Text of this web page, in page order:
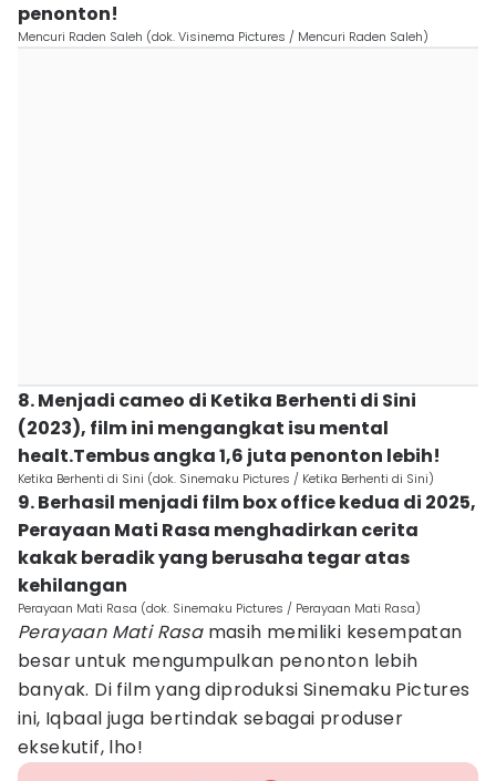
penonton!
Mencuri Raden Saleh (dok. Visinema Pictures / Mencuri Raden Saleh)
8. Menjadi cameo di Ketika Berhenti di Sini
(2023), film ini mengangkat isu mental
healt.Tembus angka 1,6 juta penonton lebih!
Ketika Berhenti di Sini (dok. Sinemaku Pictures / Ketika Berhenti di Sini)
9. Berhasil menjadi film box office kedua di 2025,
Perayaan Mati Rasa menghadirkan cerita
kakak beradik yang berusaha tegar atas
kehilangan
Perayaan Mati Rasa (dok. Sinemaku Pictures / Perayaan Mati Rasa)
Perayaan Mati Rasamasih memiliki kesempatan
besar untuk mengumpulkan penonton lebih
banyak. Di film yang diproduksi Sinemaku Pictures
ini, Iqbaal juga bertindak sebagai produser
eksekutif, lho!